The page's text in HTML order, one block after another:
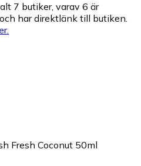
7 butiker, varav 6 är
har direktlänk till butiken.
Fresh Coconut 50ml